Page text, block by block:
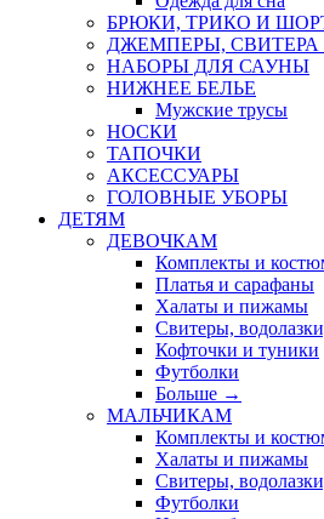
БРЮКИ, ТРИКО И
ДЖЕМПЕРЫ,
НАБОРЫ ДЛЯ САУНЫ
НИЖНЕЕ БЕЛЬЕ
Мужские трусы
НОСКИ
ТАПОЧКИ
АКСЕССУАРЫ
ГОЛОВНЫЕ УБОРЫ
ДЕТЯМ
ДЕВОЧКАМ
Комплекты и
Платья и сарафаны
Халаты и пижамы
Свитеры,
Кофточки и туники
Футболки
Больше →
МАЛЬЧИКАМ
Комплекты и
Халаты и пижамы
Свитеры,
Футболки